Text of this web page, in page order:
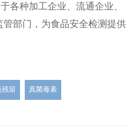
各种加工企业、流通企业、
部门，为食品安全检测提供
残留 真菌毒素